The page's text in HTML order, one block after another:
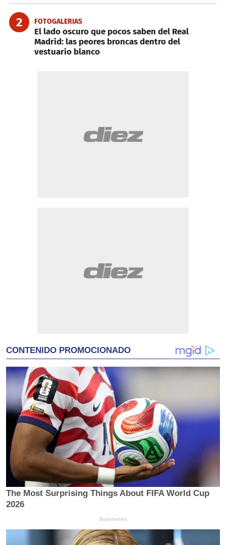
2 FOTOGALERIAS
El lado oscuro que pocos saben del Real
Madrid: las peores broncas dentro del
vestuario blanco